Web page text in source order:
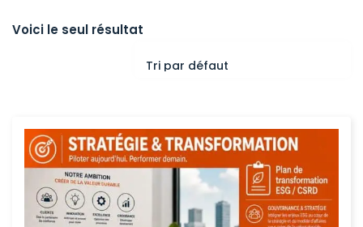
Voici le seul résultat